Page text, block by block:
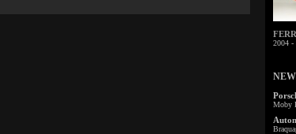
2004 -
Moby